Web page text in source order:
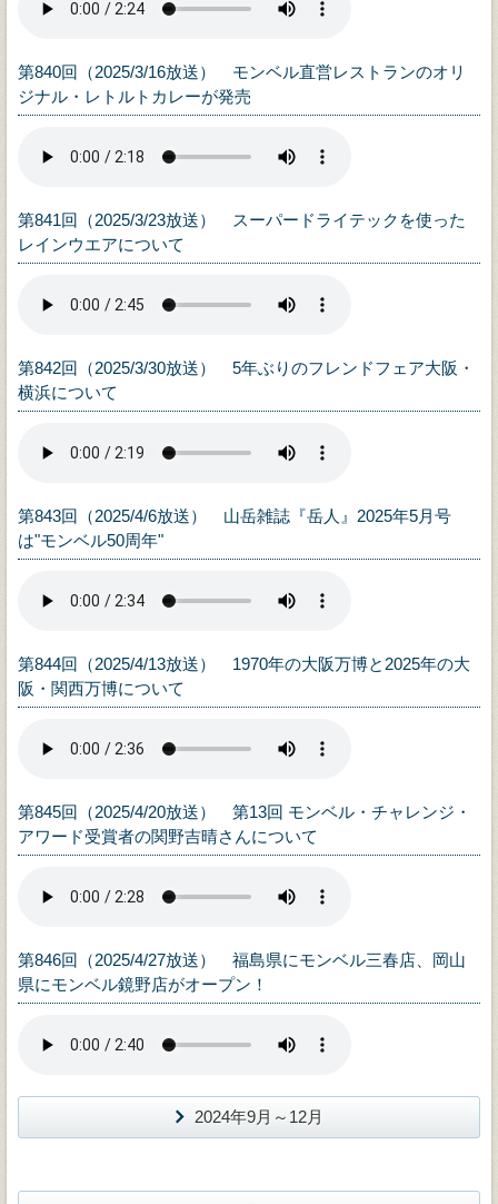
第840回（2025/3/16放送） モンベル直営レストランのオリ
ジナル・レトルトカレーが発売
第841回（2025/3/23放送） スーパードライテックを使った
レインウエアについて
第842回（2025/3/30放送） 5年ぶりのフレンドフェア大阪・
横浜について
第843回（2025/4/6放送） 山岳雑誌『岳人』2025年5月号
は"モンベル50周年"
第844回（2025/4/13放送） 1970年の大阪万博と2025年の大
阪・関西万博について
第845回（2025/4/20放送） 第13回 モンベル・チャレンジ・
アワード受賞者の関野吉晴さんについて
第846回（2025/4/27放送） 福島県にモンベル三春店、岡山
県にモンベル鏡野店がオープン！
2024年9月～12月